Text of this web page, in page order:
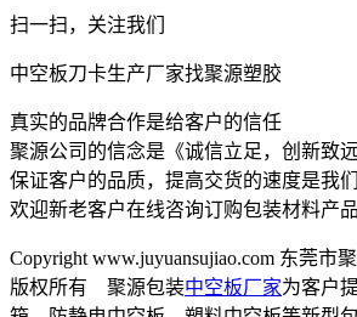
扫一扫，关注我们
中空板刀卡生产厂家找聚源塑胶
真实的品牌合作是给客户的信任
聚源公司的信念是《诚信立足，创新致远
保证客户的品质，提高交货的速度是我
欢迎新老客户在线咨询订购包装材料产品
Copyright www.juyuansujiao.com 东莞市
版权所有 聚源包装中空板厂家为客户